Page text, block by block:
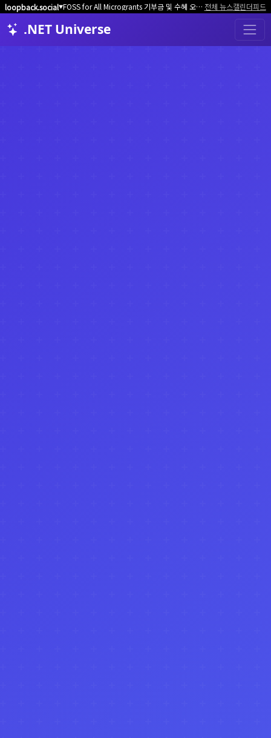
loopback.social▼ FOSS for All Microgrants 기부금 및 수혜 오픈소스 프로젝트/커뮤니티 모집 전체 뉴스캘린더피드
.NET Universe